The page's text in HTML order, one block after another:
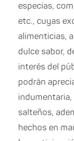
especias,
etc., cuyas
alimenticias,
dulce sabor,
interés del
podrán
salteños,
hechos en